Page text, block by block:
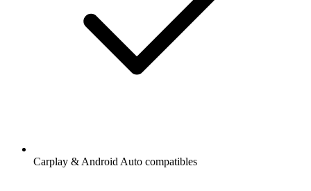
Carplay & Android Auto compatibles